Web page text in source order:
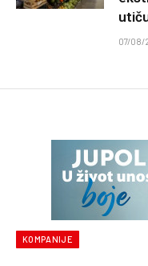
07/08/
KOMPANIJE